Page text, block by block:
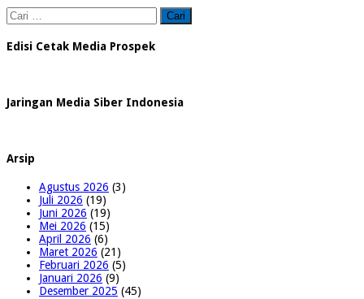
Cari
untuk:
Edisi Cetak Media Prospek
Jaringan Media Siber Indonesia
Arsip
Agustus 2026 (3)
Juli 2026 (19)
Juni 2026 (19)
Mei 2026 (15)
April 2026 (6)
Maret 2026 (21)
Februari 2026 (5)
Januari 2026 (9)
Desember 2025 (45)